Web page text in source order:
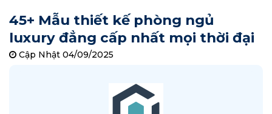
45+ Mẫu thiết kế phòng ngủ
luxury đẳng cấp nhất mọi thời đại
Cập Nhật 04/09/2025